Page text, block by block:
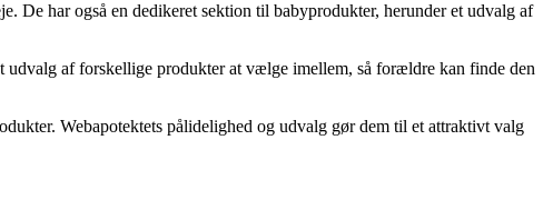
De har også en dedikeret sektion til babyprodukter, herunder et udvalg af
udvalg af forskellige produkter at vælge imellem, så forældre kan finde den
Webapotektets pålidelighed og udvalg gør dem til et attraktivt valg